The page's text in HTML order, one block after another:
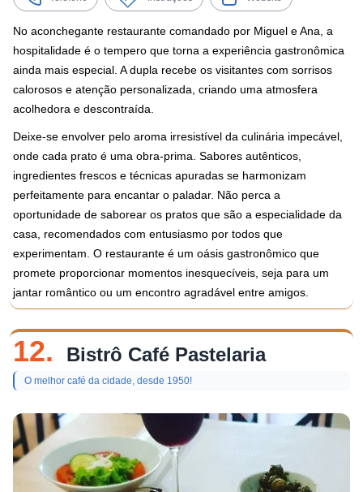
No aconchegante restaurante comandado por Miguel e Ana, a
hospitalidade é o tempero que torna a experiência gastronômica
ainda mais especial. A dupla recebe os visitantes com sorrisos
calorosos e atenção personalizada, criando uma atmosfera
acolhedora e descontraída.
Deixe-se envolver pelo aroma irresistível da culinária impecável,
onde cada prato é uma obra-prima. Sabores autênticos,
ingredientes frescos e técnicas apuradas se harmonizam
perfeitamente para encantar o paladar. Não perca a
oportunidade de saborear os pratos que são a especialidade da
casa, recomendados com entusiasmo por todos que
experimentam. O restaurante é um oásis gastronômico que
promete proporcionar momentos inesquecíveis, seja para um
jantar romântico ou um encontro agradável entre amigos.
12. Bistrô Café Pastelaria
O melhor café da cidade, desde 1950!